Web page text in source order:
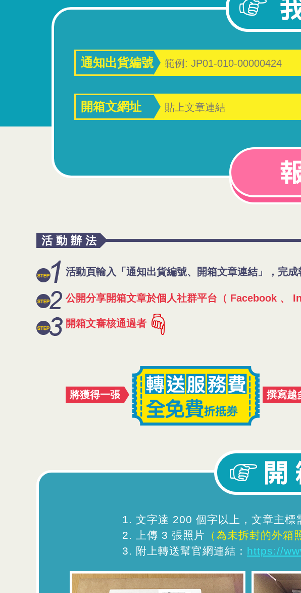
通知出貨編號
開箱文網址
活動辦法
活動頁輸入「通知出貨編號、開箱文章連結」，完成
公開分享開箱文章於個人社群平台（ Facebook 、
開箱文審核通過者
將獲得一張 撰寫越
文字達 200 個字以上，文章主標
上傳 3 張照片 （為未拆封的外箱
附上轉送幫官網連結： https://